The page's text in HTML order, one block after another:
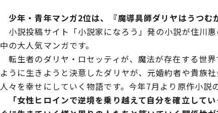
少年・青年マンガ2位は、『魔導具師ダリヤはうつ
小説投稿サイト「小説家になろう」発の小説が住川
中の大人気マンガです。
転生者のダリヤ・ロセッティが、魔法が存在する世
ように生きようと決意したダリヤが、元婚約者や貴族
人々を幸せにしていく物語です。今年7月より原作小説
「女性ヒロインで逆境を乗り越えて自分を確立して